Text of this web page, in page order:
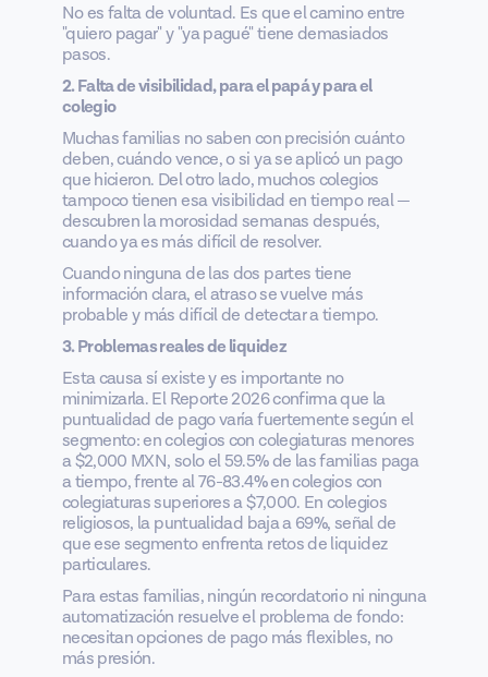
No es falta de voluntad. Es que el camino entre
"quiero pagar" y "ya pagué" tiene demasiados
pasos.
2. Falta de visibilidad, para el papá y para el
colegio
Muchas familias no saben con precisión cuánto
deben, cuándo vence, o si ya se aplicó un pago
que hicieron. Del otro lado, muchos colegios
tampoco tienen esa visibilidad en tiempo real —
descubren la morosidad semanas después,
cuando ya es más difícil de resolver.
Cuando ninguna de las dos partes tiene
información clara, el atraso se vuelve más
probable y más difícil de detectar a tiempo.
3. Problemas reales de liquidez
Esta causa sí existe y es importante no
minimizarla. El Reporte 2026 confirma que la
puntualidad de pago varía fuertemente según el
segmento: en colegios con colegiaturas menores
a $2,000 MXN, solo el 59.5% de las familias paga
a tiempo, frente al 76-83.4% en colegios con
colegiaturas superiores a $7,000. En colegios
religiosos, la puntualidad baja a 69%, señal de
que ese segmento enfrenta retos de liquidez
particulares.
Para estas familias, ningún recordatorio ni ninguna
automatización resuelve el problema de fondo:
necesitan opciones de pago más flexibles, no
más presión.